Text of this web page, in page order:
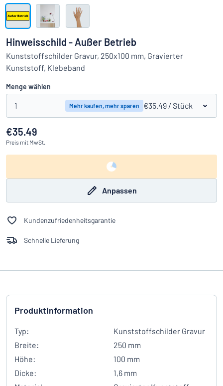
Das Gesuchte nicht gefunden? Schild hier entwerfen
Alle Kategorien anzeigen
Einloggen
Hinweisschild - Außer Betrieb
Kunststoffschilder Gravur, 250x100 mm, Gravierter
Kunststoff, Klebeband
Menge wählen
1 Mehr kaufen, mehr sparen €35.49 / Stück
€35.49
Preis mit MwSt.
Anpassen
Kundenzufriedenheitsgarantie
Schnelle Lieferung
Produktinformation
Typ:
Kunststoffschilder Gravur
Breite:
250 mm
Höhe:
100 mm
Dicke:
1,6 mm